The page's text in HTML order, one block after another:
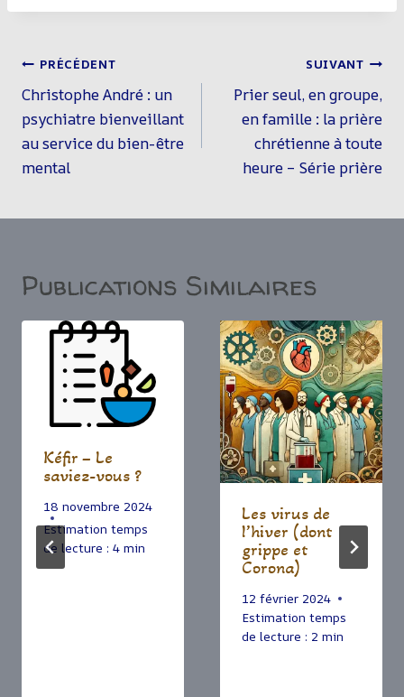
Navigation
De
L’article
PRÉCÉDENT
Christophe André : un
psychiatre bienveillant
au service du bien-être
mental
SUIVANT
Prier seul, en groupe,
en famille : la prière
chrétienne à toute
heure – Série prière
Publications Similaires
Kéfir – Le
saviez-vous ?
18 novembre 2024
Estimation temps
de lecture : 4 min
Les virus de
l’hiver (dont
grippe et
Corona)
12 février 2024
Estimation temps
de lecture : 2 min